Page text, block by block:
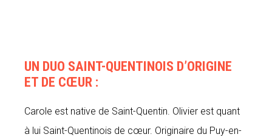
UN DUO SAINT-QUENTINOIS D’ORIGINE
ET DE CŒUR :
Carole est native de Saint-Quentin. Olivier est quant
à lui Saint-Quentinois de cœur. Originaire du Puy-en-